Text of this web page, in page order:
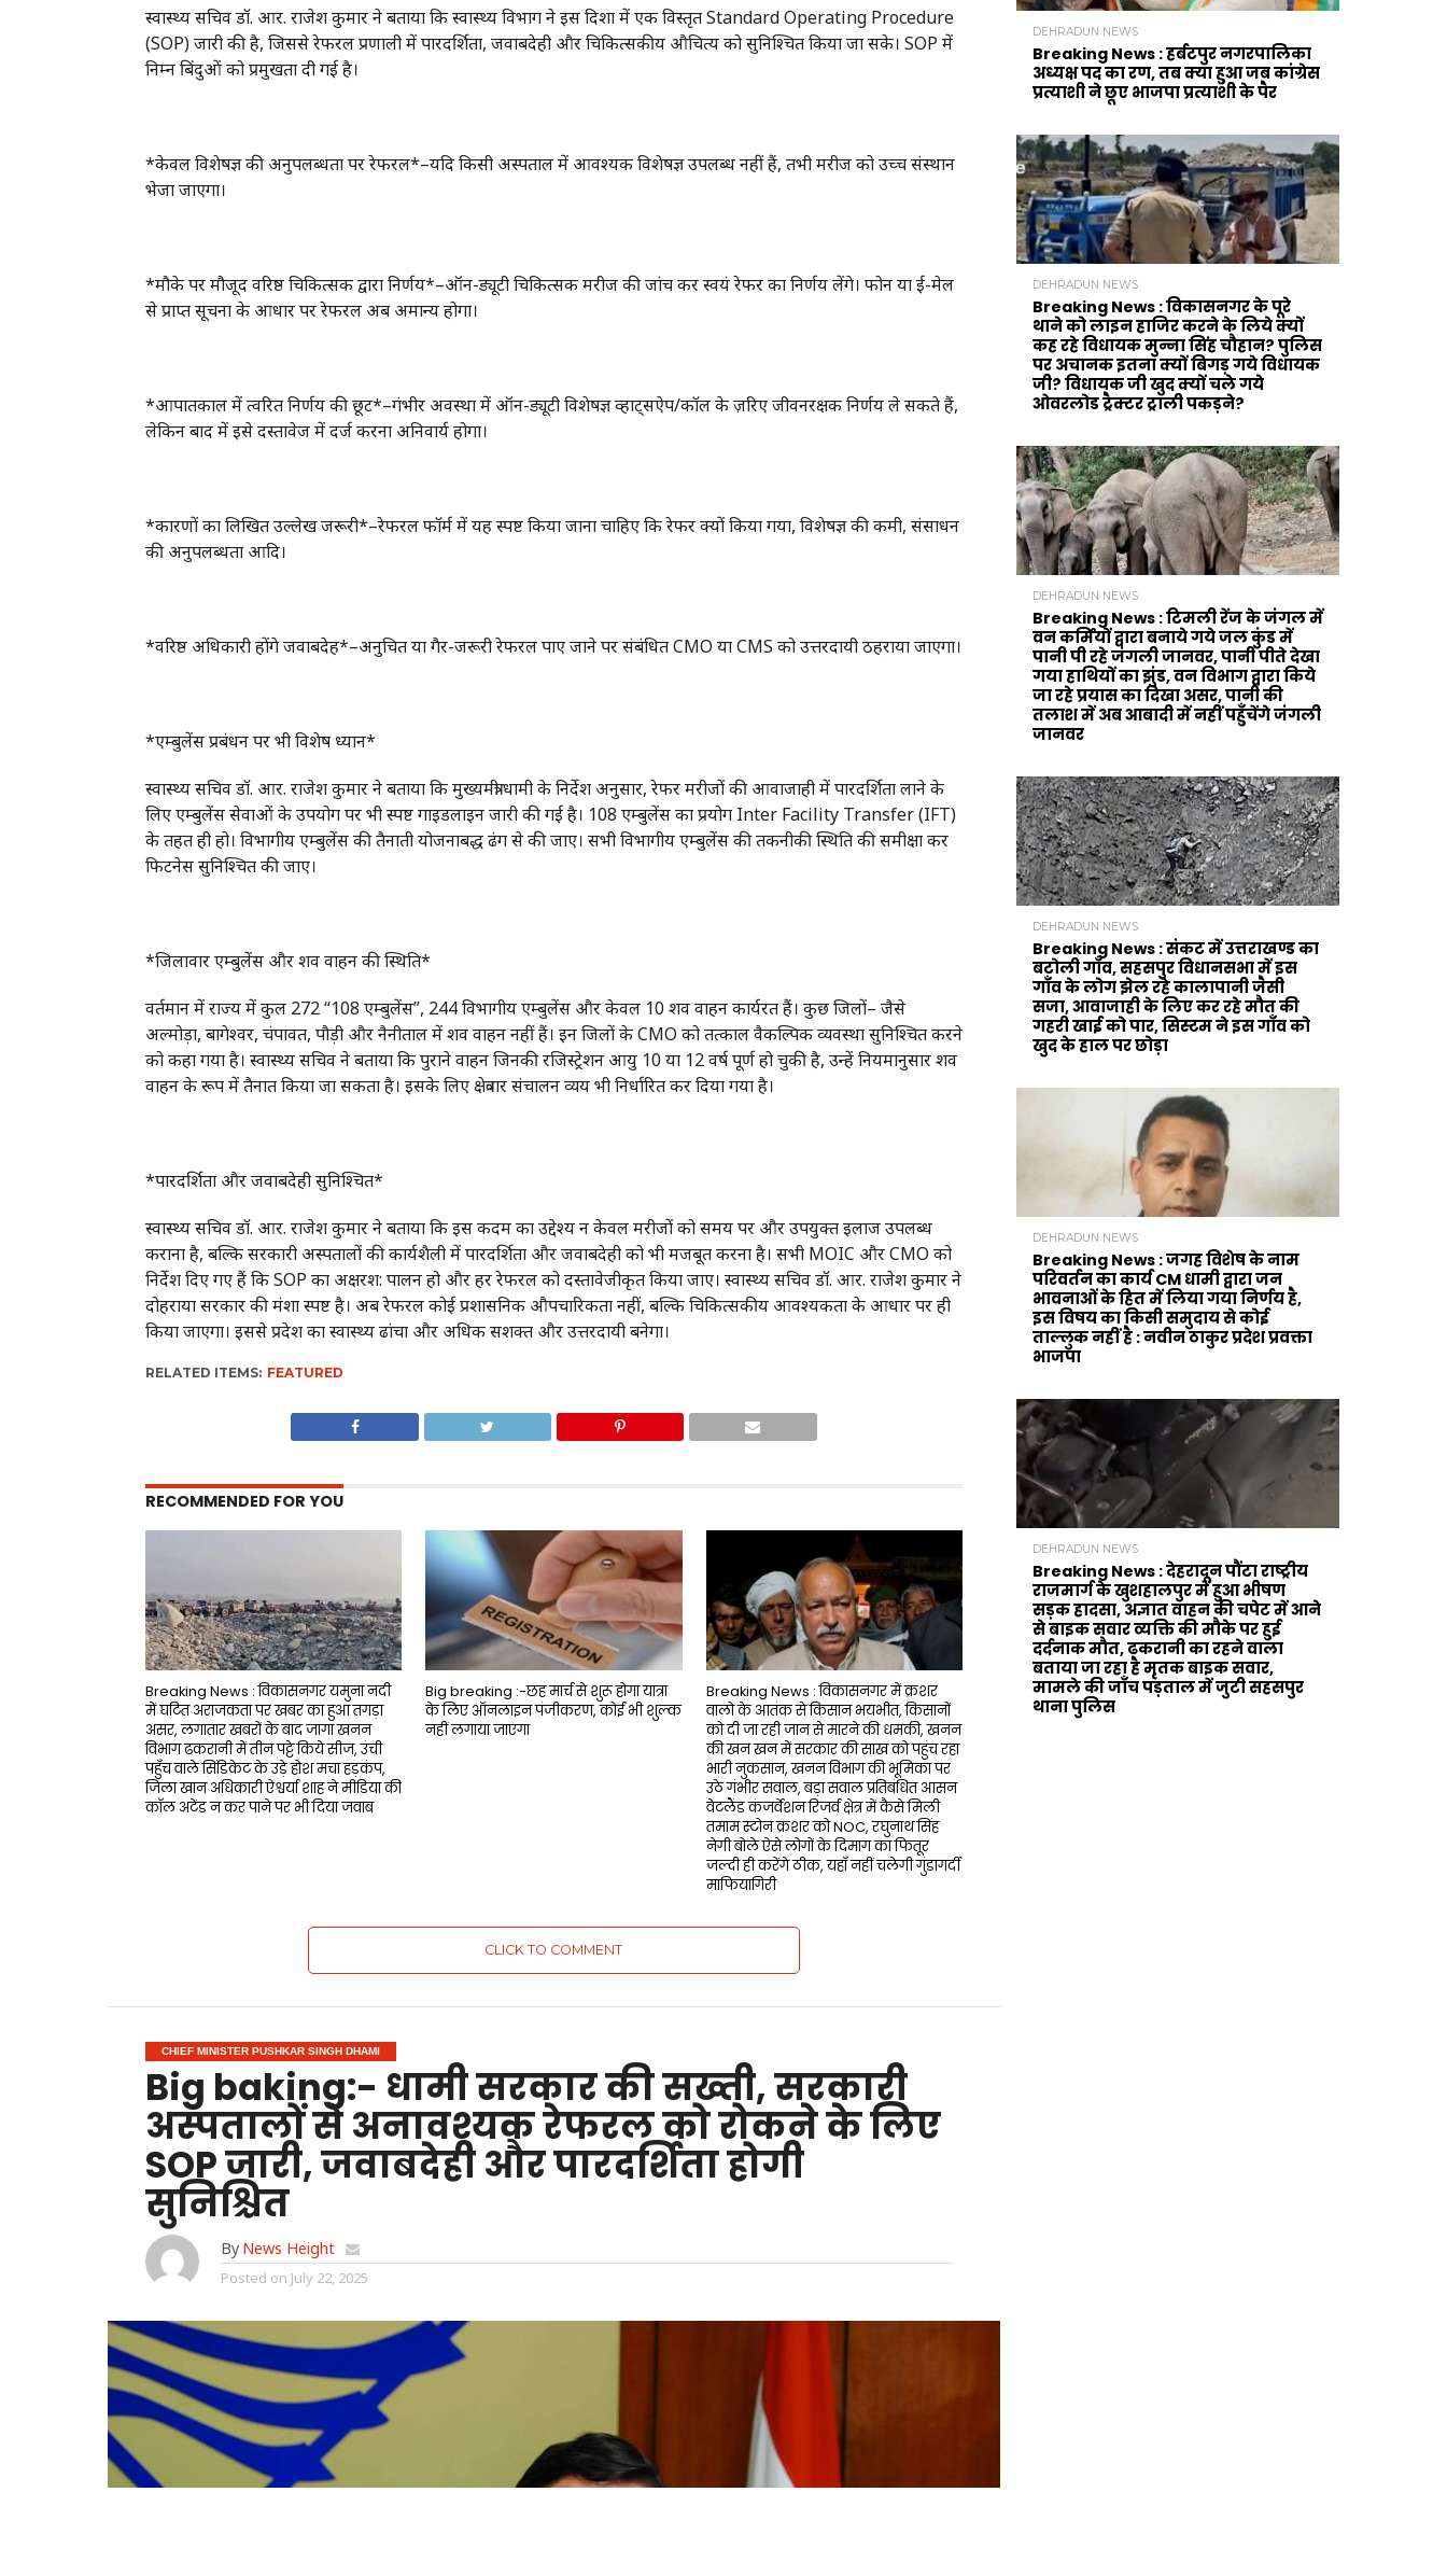
स्वास्थ्य सचिव डॉ. आर. राजेश कुमार ने बताया कि स्वास्थ्य विभाग ने इस दिशा में एक विस्तृत Standard Operating Procedure
(SOP) जारी की है, जिससे रेफरल प्रणाली में पारदर्शिता, जवाबदेही और चिकित्सकीय औचित्य को सुनिश्चित किया जा सके। SOP में
निम्न बिंदुओं को प्रमुखता दी गई है।
*केवल विशेषज्ञ की अनुपलब्धता पर रेफरल*–यदि किसी अस्पताल में आवश्यक विशेषज्ञ उपलब्ध नहीं हैं, तभी मरीज को उच्च संस्थान
भेजा जाएगा।
*मौके पर मौजूद वरिष्ठ चिकित्सक द्वारा निर्णय*–ऑन-ड्यूटी चिकित्सक मरीज की जांच कर स्वयं रेफर का निर्णय लेंगे। फोन या ई-मेल
से प्राप्त सूचना के आधार पर रेफरल अब अमान्य होगा।
*आपातकाल में त्वरित निर्णय की छूट*–गंभीर अवस्था में ऑन-ड्यूटी विशेषज्ञ व्हाट्सऐप/कॉल के ज़रिए जीवनरक्षक निर्णय ले सकते हैं,
लेकिन बाद में इसे दस्तावेज में दर्ज करना अनिवार्य होगा।
*कारणों का लिखित उल्लेख जरूरी*–रेफरल फॉर्म में यह स्पष्ट किया जाना चाहिए कि रेफर क्यों किया गया, विशेषज्ञ की कमी, संसाधन
की अनुपलब्धता आदि।
*वरिष्ठ अधिकारी होंगे जवाबदेह*–अनुचित या गैर-जरूरी रेफरल पाए जाने पर संबंधित CMO या CMS को उत्तरदायी ठहराया जाएगा।
*एम्बुलेंस प्रबंधन पर भी विशेष ध्यान*
स्वास्थ्य सचिव डॉ. आर. राजेश कुमार ने बताया कि मुख्यमंत्री धामी के निर्देश अनुसार, रेफर मरीजों की आवाजाही में पारदर्शिता लाने के
लिए एम्बुलेंस सेवाओं के उपयोग पर भी स्पष्ट गाइडलाइन जारी की गई है। 108 एम्बुलेंस का प्रयोग Inter Facility Transfer (IFT)
के तहत ही हो। विभागीय एम्बुलेंस की तैनाती योजनाबद्ध ढंग से की जाए। सभी विभागीय एम्बुलेंस की तकनीकी स्थिति की समीक्षा कर
फिटनेस सुनिश्चित की जाए।
*जिलावार एम्बुलेंस और शव वाहन की स्थिति*
वर्तमान में राज्य में कुल 272 “108 एम्बुलेंस”, 244 विभागीय एम्बुलेंस और केवल 10 शव वाहन कार्यरत हैं। कुछ जिलों– जैसे
अल्मोड़ा, बागेश्वर, चंपावत, पौड़ी और नैनीताल में शव वाहन नहीं हैं। इन जिलों के CMO को तत्काल वैकल्पिक व्यवस्था सुनिश्चित करने
को कहा गया है। स्वास्थ्य सचिव ने बताया कि पुराने वाहन जिनकी रजिस्ट्रेशन आयु 10 या 12 वर्ष पूर्ण हो चुकी है, उन्हें नियमानुसार शव
वाहन के रूप में तैनात किया जा सकता है। इसके लिए क्षेत्रवार संचालन व्यय भी निर्धारित कर दिया गया है।
*पारदर्शिता और जवाबदेही सुनिश्चित*
स्वास्थ्य सचिव डॉ. आर. राजेश कुमार ने बताया कि इस कदम का उद्देश्य न केवल मरीजों को समय पर और उपयुक्त इलाज उपलब्ध
कराना है, बल्कि सरकारी अस्पतालों की कार्यशैली में पारदर्शिता और जवाबदेही को भी मजबूत करना है। सभी MOIC और CMO को
निर्देश दिए गए हैं कि SOP का अक्षरश: पालन हो और हर रेफरल को दस्तावेजीकृत किया जाए। स्वास्थ्य सचिव डॉ. आर. राजेश कुमार ने
दोहराया सरकार की मंशा स्पष्ट है। अब रेफरल कोई प्रशासनिक औपचारिकता नहीं, बल्कि चिकित्सकीय आवश्यकता के आधार पर ही
किया जाएगा। इससे प्रदेश का स्वास्थ्य ढांचा और अधिक सशक्त और उत्तरदायी बनेगा।
RELATED ITEMS: FEATURED
RECOMMENDED FOR YOU
Breaking News : विकासनगर यमुना नदी
में घटित अराजकता पर खबर का हुआ तगड़ा
असर, लगातार खबरों के बाद जागा खनन
विभाग ढकरानी में तीन पट्टे किये सीज, उंची
पहुँच वाले सिंडिकेट के उड़े होश मचा हड़कंप,
जिला खान अधिकारी ऐश्वर्या शाह ने मीडिया की
काॅल अटेंड न कर पाने पर भी दिया जवाब
Big breaking :-छह मार्च से शुरू होगा यात्रा
के लिए ऑनलाइन पंजीकरण, कोई भी शुल्क
नहीं लगाया जाएगा
Breaking News : विकासनगर में क्रशर
वालो के आतंक से किसान भयभीत, किसानों
को दी जा रही जान से मारने की धमकी, खनन
की खन खन में सरकार की साख को पहुंच रहा
भारी नुकसान, खनन विभाग की भूमिका पर
उठे गंभीर सवाल, बड़ा सवाल प्रतिबंधित आसन
वेटलैंड कंजर्वेशन रिजर्व क्षेत्र में कैसे मिली
तमाम स्टोन क्रशर को NOC, रघुनाथ सिंह
नेगी बोले ऐसे लोगों के दिमाग का फितूर
जल्दी ही करेंगे ठीक, यहाँ नहीं चलेगी गुंडागर्दी
माफियागिरी
CLICK TO COMMENT
CHIEF MINISTER PUSHKAR SINGH DHAMI
Big baking:- धामी सरकार की सख्ती, सरकारी
अस्पतालों से अनावश्यक रेफरल को रोकने के लिए
SOP जारी, जवाबदेही और पारदर्शिता होगी
सुनिश्चित
By News Height
Posted on July 22, 2025
DEHRADUN NEWS
Breaking News : हर्बटपुर नगरपालिका
अध्यक्ष पद का रण, तब क्या हुआ जब कांग्रेस
प्रत्याशी ने छूए भाजपा प्रत्याशी के पैर
DEHRADUN NEWS
Breaking News : विकासनगर के पूरे
थाने को लाइन हाजिर करने के लिये क्यों
कह रहे विधायक मुन्ना सिंह चौहान? पुलिस
पर अचानक इतना क्यों बिगड़ गये विधायक
जी? विधायक जी खुद क्यों चले गये
ओवरलोड ट्रैक्टर ट्राली पकड़ने?
DEHRADUN NEWS
Breaking News : टिमली रेंज के जंगल में
वन कर्मियों द्वारा बनाये गये जल कुंड में
पानी पी रहे जंगली जानवर, पानी पीते देखा
गया हाथियों का झुंड, वन विभाग द्वारा किये
जा रहे प्रयास का दिखा असर, पानी की
तलाश में अब आबादी में नहीं पहुँचेंगे जंगली
जानवर
DEHRADUN NEWS
Breaking News : संकट में उत्तराखण्ड का
बटोली गाँव, सहसपुर विधानसभा में इस
गाँव के लोग झेल रहे कालापानी जैसी
सजा, आवाजाही के लिए कर रहे मौत की
गहरी खाई को पार, सिस्टम ने इस गाँव को
खुद के हाल पर छोड़ा
DEHRADUN NEWS
Breaking News : जगह विशेष के नाम
परिवर्तन का कार्य CM धामी द्वारा जन
भावनाओं के हित में लिया गया निर्णय है,
इस विषय का किसी समुदाय से कोई
ताल्लुक नहीं है : नवीन ठाकुर प्रदेश प्रवक्ता
भाजपा
DEHRADUN NEWS
Breaking News : देहरादून पौंटा राष्ट्रीय
राजमार्ग के खुशहालपुर में हुआ भीषण
सड़क हादसा, अज्ञात वाहन की चपेट में आने
से बाइक सवार व्यक्ति की मौके पर हुई
दर्दनाक मौत, ढकरानी का रहने वाला
बताया जा रहा है मृतक बाइक सवार,
मामले की जाँच पड़ताल में जुटी सहसपुर
थाना पुलिस